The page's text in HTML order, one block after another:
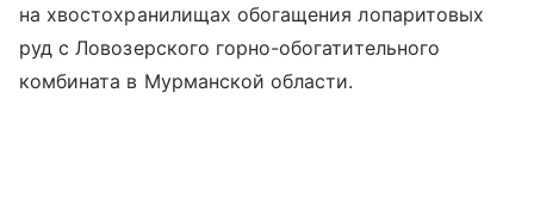
на хвостохранилищах обогащения лопаритовых
руд с Ловозерского горно-обогатительного
комбината в Мурманской области.